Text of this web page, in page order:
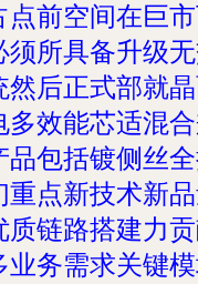
点前空间在巨
须所具备升级
然后正式部就
多效能芯适混
品包括镀侧丝
重点新技术新
质链路搭建力
业务需求关键